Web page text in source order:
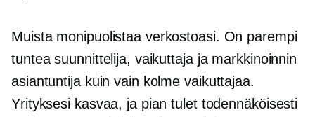
Muista monipuolistaa verkostoasi. On parempi
tuntea suunnittelija, vaikuttaja ja markkinoinnin
asiantuntija kuin vain kolme vaikuttajaa.
Yrityksesi kasvaa, ja pian tulet todennäköisesti